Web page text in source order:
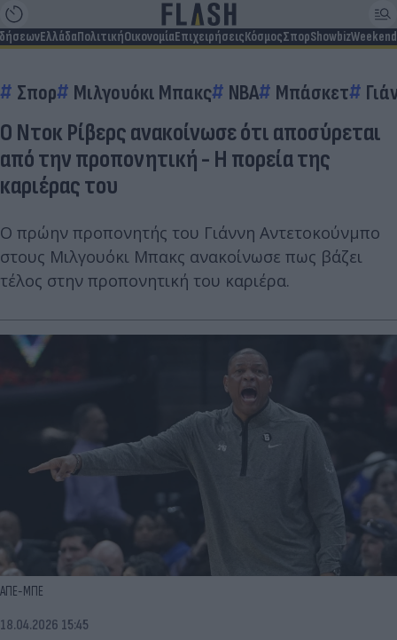
ΕλλάδαΠολιτικήΟικονομίαΕπιχειρήσειςΚόσμοςΣπορShowbizWeekend
Σπορ Μιλγουόκι Μπακς NBA Μπάσκετ
Ο Ντοκ Ρίβερς ανακοίνωσε ότι αποσύρεται
από την προπονητική - Η πορεία της
καριέρας του
Ο πρώην προπονητής του Γιάννη Αντετοκούνμπο
στους Μιλγουόκι Μπακς ανακοίνωσε πως βάζει
τέλος στην προπονητική του καριέρα.
ΑΠΕ-ΜΠΕ
18.04.2026 15:45